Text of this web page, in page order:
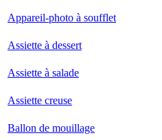
Appareil-photo à soufflet
Assiette à dessert
Assiette à salade
Assiette creuse
Ballon de mouillage